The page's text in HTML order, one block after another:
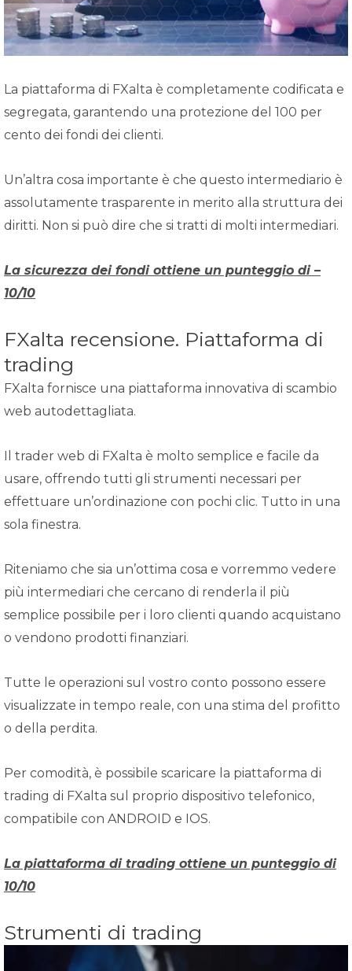
La piattaforma di FXalta è completamente codificata e
segregata, garantendo una protezione del 100 per
cento dei fondi dei clienti.
Un’altra cosa importante è che questo intermediario è
assolutamente trasparente in merito alla struttura dei
diritti. Non si può dire che si tratti di molti intermediari.
La sicurezza dei fondi ottiene un punteggio di –
10/10
FXalta recensione. Piattaforma di
trading
FXalta fornisce una piattaforma innovativa di scambio
web autodettagliata.
Il trader web di FXalta è molto semplice e facile da
usare, offrendo tutti gli strumenti necessari per
effettuare un’ordinazione con pochi clic. Tutto in una
sola finestra.
Riteniamo che sia un’ottima cosa e vorremmo vedere
più intermediari che cercano di renderla il più
semplice possibile per i loro clienti quando acquistano
o vendono prodotti finanziari.
Tutte le operazioni sul vostro conto possono essere
visualizzate in tempo reale, con una stima del profitto
o della perdita.
Per comodità, è possibile scaricare la piattaforma di
trading di FXalta sul proprio dispositivo telefonico,
compatibile con ANDROID e IOS.
La piattaforma di trading ottiene un punteggio di
10/10
Strumenti di trading